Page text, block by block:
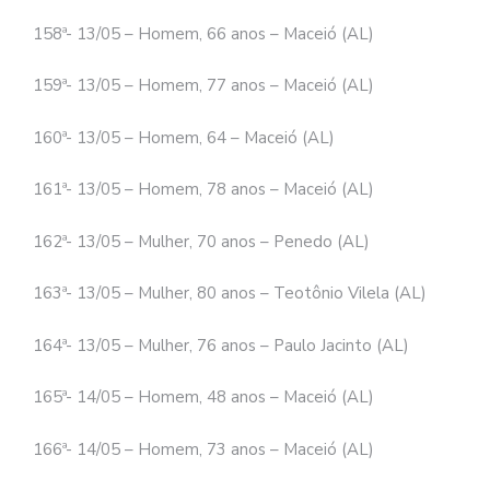
158ª- 13/05 – Homem, 66 anos – Maceió (AL)
159ª- 13/05 – Homem, 77 anos – Maceió (AL)
160ª- 13/05 – Homem, 64 – Maceió (AL)
161ª- 13/05 – Homem, 78 anos – Maceió (AL)
162ª- 13/05 – Mulher, 70 anos – Penedo (AL)
163ª- 13/05 – Mulher, 80 anos – Teotônio Vilela (AL)
164ª- 13/05 – Mulher, 76 anos – Paulo Jacinto (AL)
165ª- 14/05 – Homem, 48 anos – Maceió (AL)
166ª- 14/05 – Homem, 73 anos – Maceió (AL)